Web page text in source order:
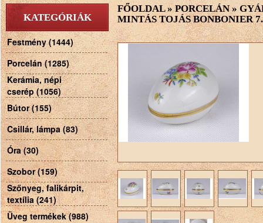
KATEGÓRIÁK
Festmény (1444)
Porcelán (1285)
Kerámia, népi
cserép (1056)
Bútor (155)
Csillár, lámpa (83)
Óra (30)
Szobor (159)
Szőnyeg, falikárpit,
textília (241)
Üveg termékek (988)
FŐOLDAL»PORCELÁN »
MINTÁS TOJÁS BONBONIER